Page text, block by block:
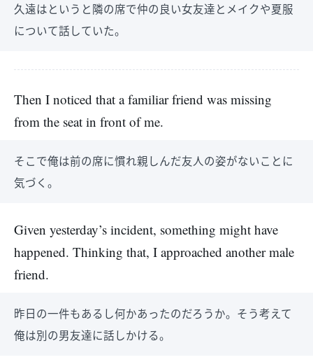
久遠はというと隣の席で仲の良い女友達とメイクや夏服
について話していた。
Then I noticed that a familiar friend was missing
from the seat in front of me.
そこで俺は前の席に慣れ親しんだ友人の姿がないことに
気づく。
Given yesterday’s incident, something might have
happened. Thinking that, I approached another male
friend.
昨日の一件もあるし何かあったのだろうか。そう考えて
俺は別の男友達に話しかける。